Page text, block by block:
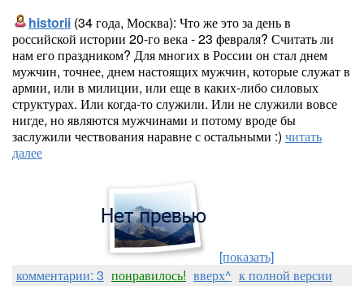
historii (34 года, Москва): Что же это за день в
российской истории 20-го века - 23 февраля? Считать ли
нам его праздником? Для многих в России он стал днем
мужчин, точнее, днем настоящих мужчин, которые служат в
армии, или в милиции, или еще в каких-либо силовых
структурах. Или когда-то служили. Или не служили вовсе
нигде, но являются мужчинами и потому вроде бы
заслужили чествования наравне с остальными :) читать
далее
[показать]
комментарии: 3 понравилось! вверх^ к полной версии